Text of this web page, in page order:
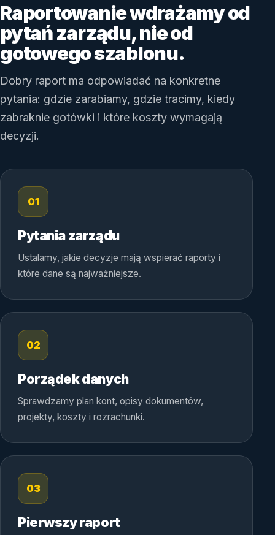
Raportowanie wdrażamy od
pytań zarządu, nie od
gotowego szablonu.
Dobry raport ma odpowiadać na konkretne
pytania: gdzie zarabiamy, gdzie tracimy, kiedy
zabraknie gotówki i które koszty wymagają
decyzji.
01
Pytania zarządu
Ustalamy, jakie decyzje mają wspierać raporty i
które dane są najważniejsze.
02
Porządek danych
Sprawdzamy plan kont, opisy dokumentów,
projekty, koszty i rozrachunki.
03
Pierwszy raport